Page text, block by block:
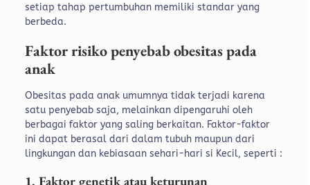
setiap tahap pertumbuhan memiliki standar yang
berbeda.
Faktor risiko penyebab obesitas pada
anak
Obesitas pada anak umumnya tidak terjadi karena
satu penyebab saja, melainkan dipengaruhi oleh
berbagai faktor yang saling berkaitan. Faktor-faktor
ini dapat berasal dari dalam tubuh maupun dari
lingkungan dan kebiasaan sehari-hari si Kecil, seperti :
1. Faktor genetik atau keturunan